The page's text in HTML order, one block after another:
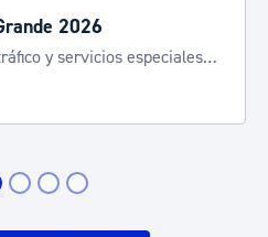
2026
y servicios especiales